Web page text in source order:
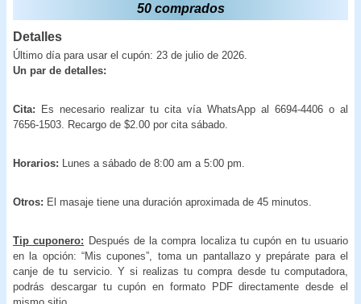
50 comprados
Detalles
Último día para usar el cupón: 23 de julio de 2026.
Un par de detalles:
Cita:
Es necesario realizar tu cita vía WhatsApp al 6694-4406 o al
7656-1503. Recargo de $2.00 por cita sábado.
Horarios: Lunes a sábado de 8:00 am a 5:00 pm.
Otros: El masaje tiene una duración aproximada de 45 minutos.
Tip cuponero: Después de la compra localiza tu cupón en tu usuario
en la opción: “Mis cupones”, toma un pantallazo y prepárate para el
canje de tu servicio. Y si realizas tu compra desde tu computadora,
podrás descargar tu cupón en formato PDF directamente desde el